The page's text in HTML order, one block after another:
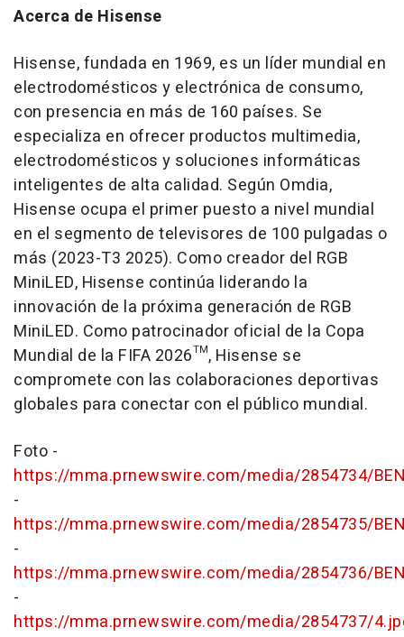
Acerca de Hisense
Hisense, fundada en 1969, es un líder mundial en
electrodomésticos y electrónica de consumo,
con presencia en más de 160 países. Se
especializa en ofrecer productos multimedia,
electrodomésticos y soluciones informáticas
inteligentes de alta calidad. Según Omdia,
Hisense ocupa el primer puesto a nivel mundial
en el segmento de televisores de 100 pulgadas o
más (2023-T3 2025). Como creador del RGB
MiniLED, Hisense continúa liderando la
innovación de la próxima generación de RGB
MiniLED. Como patrocinador oficial de la Copa
Mundial de la FIFA 2026™, Hisense se
compromete con las colaboraciones deportivas
globales para conectar con el público mundial.
Foto -
https://mma.prnewswire.com/media/2854734/
-
https://mma.prnewswire.com/media/2854735/
-
https://mma.prnewswire.com/media/2854736/
-
https://mma.prnewswire.com/media/2854737/